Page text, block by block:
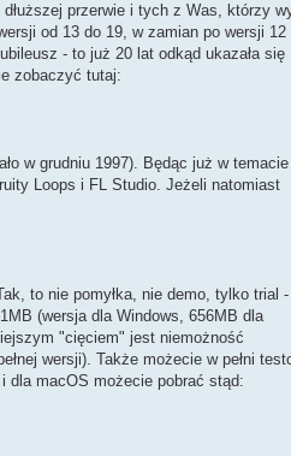
przerwie i tych z Was, którzy
od 13 do 19, w zamian po wersji 12
- to już 20 lat odkąd ukazała się
zobaczyć tutaj:
w grudniu 1997). Będąc już w
Loops i FL Studio. Jeżeli natomiast
to nie pomyłka, nie demo, tylko trial -
(wersja dla Windows, 656MB dla
"cięciem" jest niemożność
wersji). Także możecie w pełni
dla macOS możecie pobrać stąd: